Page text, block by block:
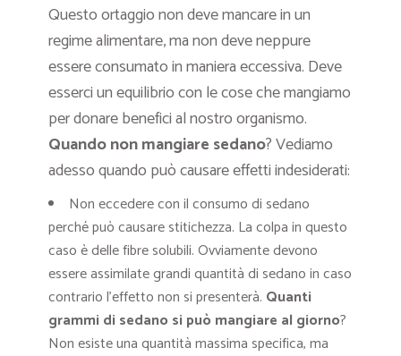
Questo ortaggio non deve mancare in un
regime alimentare, ma non deve neppure
essere consumato in maniera eccessiva. Deve
esserci un equilibrio con le cose che mangiamo
per donare benefici al nostro organismo.
Quando non mangiare sedano? Vediamo
adesso quando può causare effetti indesiderati:
Non eccedere con il consumo di sedano
perché può causare stitichezza. La colpa in questo
caso è delle fibre solubili. Ovviamente devono
essere assimilate grandi quantità di sedano in caso
contrario l’effetto non si presenterà. Quanti
grammi di sedano si può mangiare al giorno?
Non esiste una quantità massima specifica, ma